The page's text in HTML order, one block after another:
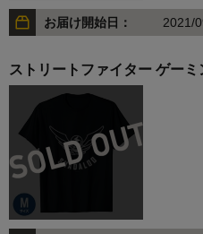
お届け開始日： 2021/
ストリートファイター ゲー